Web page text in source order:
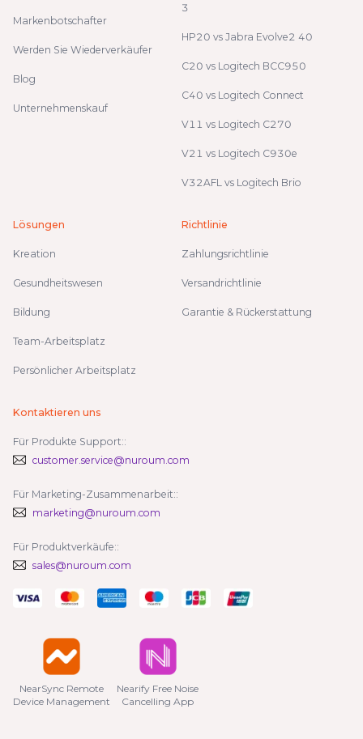
Markenbotschafter
Werden Sie Wiederverkäufer
Blog
Unternehmenskauf
3
HP20 vs Jabra Evolve2 40
C20 vs Logitech BCC950
C40 vs Logitech Connect
V11 vs Logitech C270
V21 vs Logitech C930e
V32AFL vs Logitech Brio
Lösungen
Kreation
Gesundheitswesen
Bildung
Team-Arbeitsplatz
Persönlicher Arbeitsplatz
Richtlinie
Zahlungsrichtlinie
Versandrichtlinie
Garantie & Rückerstattung
Kontaktieren uns
Für Produkte Support::
customer.service@nuroum.com
Für Marketing-Zusammenarbeit::
marketing@nuroum.com
Für Produktverkäufe::
sales@nuroum.com
NearSync Remote
Device Management
Nearify Free Noise
Cancelling App